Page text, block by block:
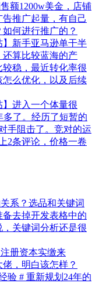
额1200w美金，店铺
推广起量，有自己
何进行推广的？
】新手亚马逊单干半
算比较蓝海的产
稳，最近转化率很
么优化，以及后续
】进入一个体量很
多了。经历了短暂的
手阻击了。竞对的运
2条评论，价格一卷
系？选品和关键词
去掉开发表格中的
关键词分析还是很
册资本实缴来
，明白该怎样？
验 # 重新规划24年的